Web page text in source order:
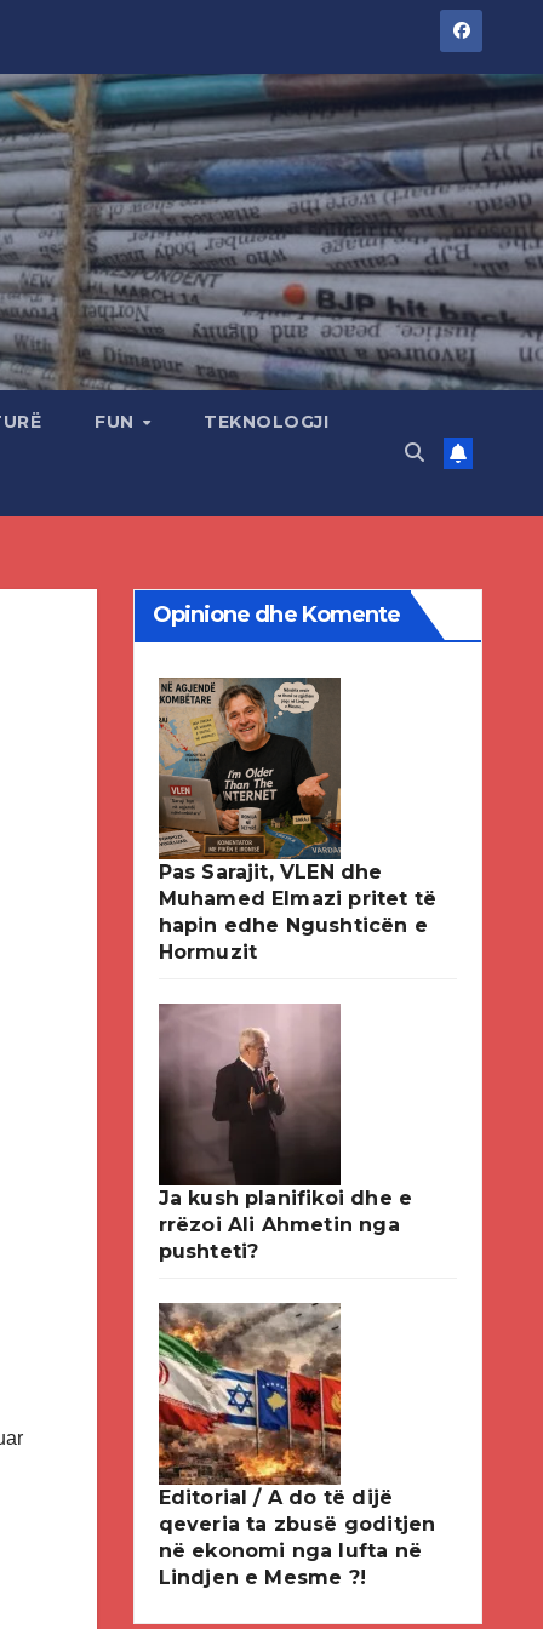
FUN TEKNOLOGJI
Opinione dhe Komente
Pas Sarajit, VLEN dhe
Muhamed Elmazi pritet të
hapin edhe Ngushticën e
Hormuzit
Ja kush planifikoi dhe e
rrëzoi Ali Ahmetin nga
pushteti?
Editorial / A do të dijë
qeveria ta zbusë goditjen
në ekonomi nga lufta në
Lindjen e Mesme ?!